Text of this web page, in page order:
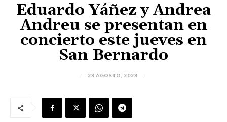
Eduardo Yáñez y Andrea
Andreu se presentan en
concierto este jueves en
San Bernardo
23 AGOSTO, 2023